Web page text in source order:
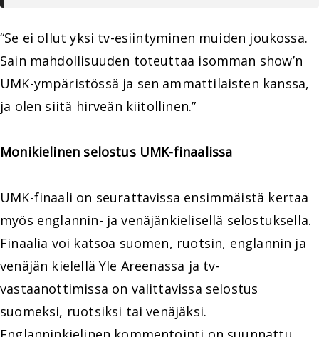
“Se ei ollut yksi tv-esiintyminen muiden joukossa.
Sain mahdollisuuden toteuttaa isomman show’n
UMK-ympäristössä ja sen ammattilaisten kanssa,
ja olen siitä hirveän kiitollinen.”
Monikielinen selostus UMK-finaalissa
UMK-finaali on seurattavissa ensimmäistä kertaa
myös englannin- ja venäjänkielisellä selostuksella.
Finaalia voi katsoa suomen, ruotsin, englannin ja
venäjän kielellä Yle Areenassa ja tv-
vastaanottimissa on valittavissa selostus
suomeksi, ruotsiksi tai venäjäksi.